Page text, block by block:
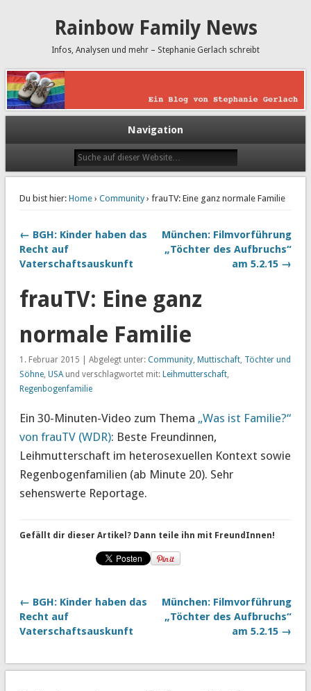
Rainbow Family News
Infos, Analysen und mehr – Stephanie Gerlach schreibt
Navigation
Du bist hier: Home› Community› frauTV: Eine ganz normale Familie
← BGH: Kinder haben das
Recht auf
Vaterschaftsauskunft
München: Filmvorführung
„Töchter des Aufbruchs“
am 5.2.15 →
frauTV: Eine ganz
normale Familie
1. Februar 2015 | Abgelegt unter: Community, Muttischaft, Töchter und
Söhne, USAund verschlagwortet mit: Leihmutterschaft,
Regenbogenfamilie
Ein 30-Minuten-Video zum Thema „Was ist Familie?“
von frauTV (WDR): Beste Freundinnen,
Leihmutterschaft im heterosexuellen Kontext sowie
Regenbogenfamilien (ab Minute 20). Sehr
sehenswerte Reportage.
Gefällt dir dieser Artikel? Dann teile ihn mit FreundInnen!
← BGH: Kinder haben das
Recht auf
Vaterschaftsauskunft
München: Filmvorführung
„Töchter des Aufbruchs“
am 5.2.15 →